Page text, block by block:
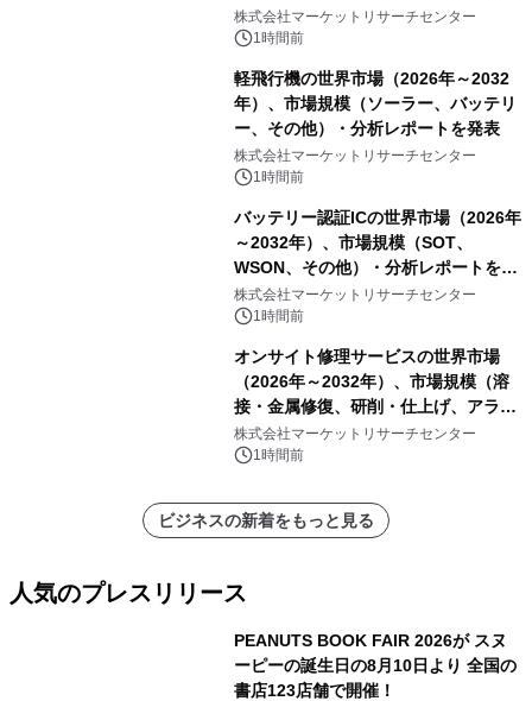
PCB）・分析レポートを発表
株式会社マーケットリサーチセンター
1時間前
軽飛行機の世界市場（2026年～2032
年）、市場規模（ソーラー、バッテリ
ー、その他）・分析レポートを発表
株式会社マーケットリサーチセンター
1時間前
バッテリー認証ICの世界市場（2026年
～2032年）、市場規模（SOT、
WSON、その他）・分析レポートを発
表
株式会社マーケットリサーチセンター
1時間前
オンサイト修理サービスの世界市場
（2026年～2032年）、市場規模（溶
接・金属修復、研削・仕上げ、アライ
メント、その他）・分析レポートを発
表
株式会社マーケットリサーチセンター
1時間前
ビジネスの新着をもっと見る
人気のプレスリリース
PEANUTS BOOK FAIR 2026が スヌ
ーピーの誕生日の8月10日より 全国の
書店123店舗で開催！